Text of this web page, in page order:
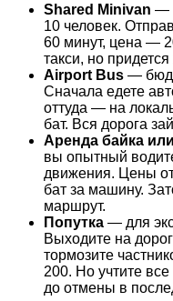
Shared Minivan —
10 человек.
60 минут, цена —
такси, но
Airport Bus —
Сначала едете
оттуда — на
бат. Вся дорога
Аренда байка
вы опытный
движения. Цены
бат за машину.
маршрут.
Попутка — для
Выходите на
тормозите
200. Но учтите
до отмены в